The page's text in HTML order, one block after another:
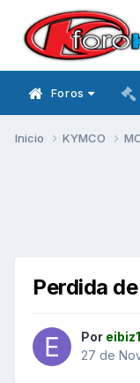
Foros
Inicio KYMCO
Perdida
Por eibiz1
27 de